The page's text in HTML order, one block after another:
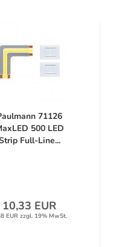
71126
500 LED
Full-Line...
10,33 EUR
EUR zzgl. 19% MwSt.